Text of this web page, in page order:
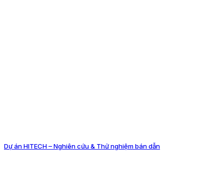
Dự án HITECH – Nghiên cứu & Thử nghiệm bán dẫn